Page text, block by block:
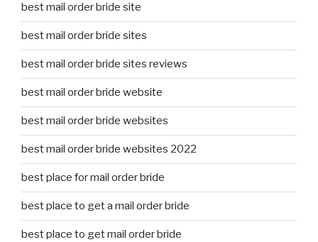
best mail order bride site
best mail order bride sites
best mail order bride sites reviews
best mail order bride website
best mail order bride websites
best mail order bride websites 2022
best place for mail order bride
best place to get a mail order bride
best place to get mail order bride